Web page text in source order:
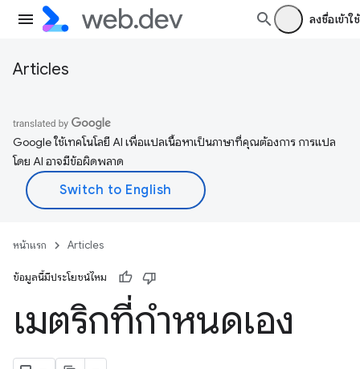
ลงชื่อเข้าใช้
Articles
Google ใช้เทคโนโลยี AI เพื่อแปลเนื้อหาเป็นภาษาที่คุณต้องการ การแปล
โดย AI อาจมีข้อผิดพลาด
หน้าแรก Articles
ข้อมูลนี้มีประโยชน์ไหม
เมตริกที่กำหนดเอง